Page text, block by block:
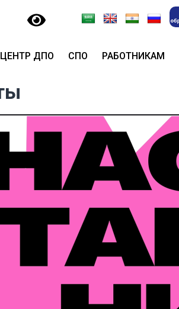
ЦЕНТР ДПО СПО РАБОТНИКАМ